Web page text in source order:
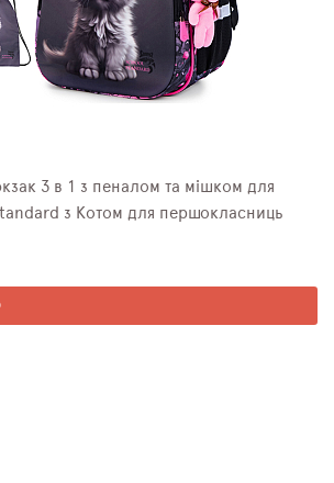
3 в 1 з пеналом та мішком для
для першокласниць